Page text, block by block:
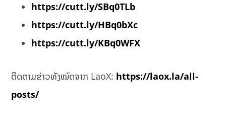
https://cutt.ly/SBq0TLb
https://cutt.ly/HBq0bXc
https://cutt.ly/KBq0WFX
ຕິດຕາມຂ່າວທັງໝົດຈາກ LaoX: https://laox.la/all-
posts/